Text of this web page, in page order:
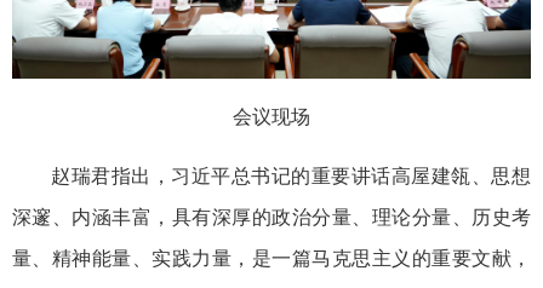
会议现场
赵瑞君指出，习近平总书记的重要讲话高屋建瓴、思想
深邃、内涵丰富，具有深厚的政治分量、理论分量、历史考
量、精神能量、实践力量，是一篇马克思主义的重要文献，